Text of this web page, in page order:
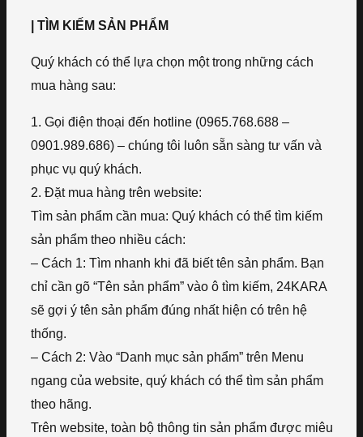
| TÌM KIẾM SẢN PHẨM
Quý khách có thể lựa chọn một trong những cách
mua hàng sau:
1. Gọi điện thoại đến hotline (0965.768.688 –
0901.989.686) – chúng tôi luôn sẵn sàng tư vấn và
phục vụ quý khách.
2. Đặt mua hàng trên website:
Tìm sản phẩm cần mua: Quý khách có thể tìm kiếm
sản phẩm theo nhiều cách:
– Cách 1: Tìm nhanh khi đã biết tên sản phẩm. Bạn
chỉ cần gõ “Tên sản phẩm” vào ô tìm kiếm, 24KARA
sẽ gợi ý tên sản phẩm đúng nhất hiện có trên hệ
thống.
– Cách 2: Vào “Danh mục sản phẩm” trên Menu
ngang của website, quý khách có thể tìm sản phẩm
theo hãng.
Trên website, toàn bộ thông tin sản phẩm được miêu